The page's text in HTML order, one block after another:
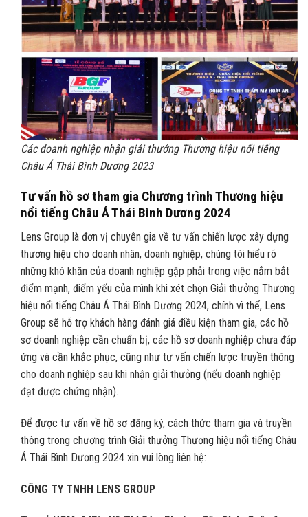
Các doanh nghiệp nhận giải thưởng Thương hiệu nổi tiếng
Châu Á Thái Bình Dương 2023
Tư vấn hồ sơ tham gia Chương trình Thương hiệu
nổi tiếng Châu Á Thái Bình Dương 2024
Lens Group là đơn vị chuyên gia về tư vấn chiến lược xây dựng
thương hiệu cho doanh nhân, doanh nghiệp, chúng tôi hiểu rõ
những khó khăn của doanh nghiệp gặp phải trong việc nắm bắt
điểm mạnh, điểm yếu của mình khi xét chọn Giải thưởng Thương
hiệu nổi tiếng Châu Á Thái Bình Dương 2024, chính vì thế, Lens
Group sẽ hỗ trợ khách hàng đánh giá điều kiện tham gia, các hồ
sơ doanh nghiệp cần chuẩn bị, các hồ sơ doanh nghiệp chưa đáp
ứng và cần khắc phục, cũng như tư vấn chiến lược truyền thông
cho doanh nghiệp sau khi nhận giải thưởng (nếu doanh nghiệp
đạt được chứng nhận).
Để được tư vấn về hồ sơ đăng ký, cách thức tham gia và truyền
thông trong chương trình Giải thưởng Thương hiệu nổi tiếng Châu
Á Thái Bình Dương 2024 xin vui lòng liên hệ:
CÔNG TY TNHH LENS GROUP